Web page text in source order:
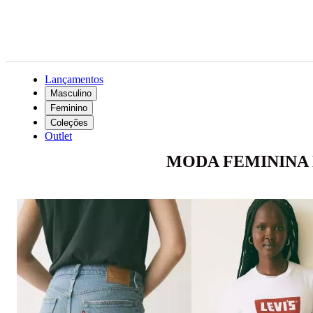
Lançamentos
Masculino
Feminino
Coleções
Outlet
MODA FEMININA